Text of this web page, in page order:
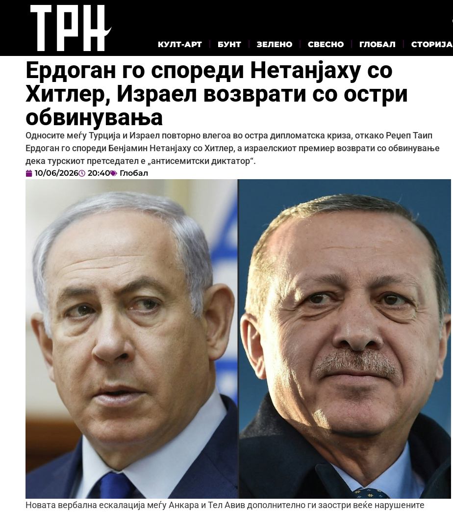
КУЛТ-АРТ БУНТ ЗЕЛЕНО СВЕСНО ГЛОБАЛ СТОРИЈА
Ердоган го спореди Нетанјаху со
Хитлер, Израел возврати со остри
обвинувања
Односите меѓу Турција и Израел повторно влегоа во остра дипломатска криза, откако Реџеп Таип
Ердоган го спореди Бенјамин Нетанјаху со Хитлер, а израелскиот премиер возврати со обвинување
дека турскиот претседател е „антисемитски диктатор“.
10/06/2026 20:40 Глобал
Новата вербална ескалација меѓу Анкара и Тел Авив дополнително ги заостри веќе нарушените